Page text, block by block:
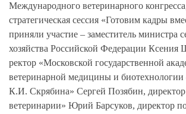
Международного ветеринарного
стратегическая сессия «Готовим кадры
приняли участие – заместитель министра
хозяйства Российской Федерации Ксения
ректор «Московской государственной
ветеринарной медицины и
К.И. Скрябина» Сергей Позябин,
ветеринарии» Юрий Барсуков, директор